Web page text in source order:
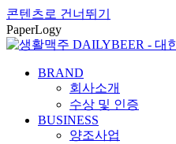
콘텐츠로 건너뛰기
PaperLogy
BRAND
회사소개
수상 및 인증
BUSINESS
양조사업